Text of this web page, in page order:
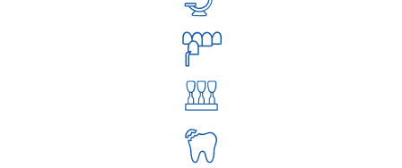
Запишитесь напервичную
консультацию за 1 100₽
вместо 4 890₽ в ICEBERG
Записаться на консультацию